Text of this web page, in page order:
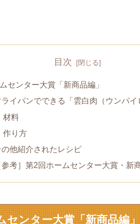
目次
センター大賞「新商品編」
ライパンでできる「雲白肉（ウンパイ
材料
作り方
の他紹介されたレシピ
参考］第2回ホームセンター大賞・新
センター大賞「新商品編